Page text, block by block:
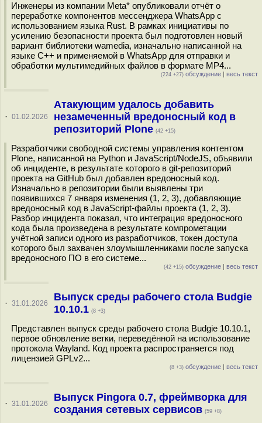
Инженеры из компании Meta* опубликовали отчёт о
переработке компонентов мессенджера WhatsApp с
использованием языка Rust. В рамках инициативы по
усилению безопасности проекта был подготовлен новый
вариант библиотеки wamedia, изначально написанной на
языке C++ и применяемой в WhatsApp для отправки и
обработки мультимедийных файлов в формате MP4...
(224 +27) обсуждение | весь текст
· 01.02.2026
Атакующим удалось добавить
незамеченный вредоносный код в
репозиторий Plone (42 +15)
Разработчики свободной системы управления контентом
Plone, написанной на Python и JavaScript/NodeJS, объявили
об инциденте, в результате которого в git-репозиторий
проекта на GitHub был добавлен вредоносный код.
Изначально в репозитории были выявлены три
появившихся 7 января изменения (1, 2, 3), добавляющие
вредоносный код в JavaScript-файлы проекта (1, 2, 3).
Разбор инцидента показал, что интеграция вредоносного
кода была произведена в результате компрометации
учётной записи одного из разработчиков, токен доступа
которого был захвачен злоумышленниками после запуска
вредоносного ПО в его системе...
(42 +15) обсуждение | весь текст
· 31.01.2026
Выпуск среды рабочего стола Budgie
10.10.1 (8 +3)
Представлен выпуск среды рабочего стола Budgie 10.10.1,
первое обновление ветки, переведённой на использование
протокола Wayland. Код проекта распространяется под
лицензией GPLv2...
(8 +3) обсуждение | весь текст
· 31.01.2026
Выпуск Pingora 0.7, фреймворка для
создания сетевых сервисов (59 +8)